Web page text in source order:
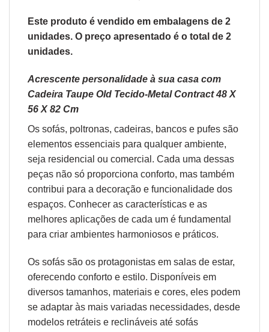
Este produto é vendido em embalagens de 2
unidades. O preço apresentado é o total de 2
unidades.
Acrescente personalidade à sua casa com
Cadeira Taupe Old Tecido-Metal Contract 48 X
56 X 82 Cm
Os sofás, poltronas, cadeiras, bancos e pufes são
elementos essenciais para qualquer ambiente,
seja residencial ou comercial. Cada uma dessas
peças não só proporciona conforto, mas também
contribui para a decoração e funcionalidade dos
espaços. Conhecer as características e as
melhores aplicações de cada um é fundamental
para criar ambientes harmoniosos e práticos.
Os sofás são os protagonistas em salas de estar,
oferecendo conforto e estilo. Disponíveis em
diversos tamanhos, materiais e cores, eles podem
se adaptar às mais variadas necessidades, desde
modelos retráteis e reclináveis até sofás